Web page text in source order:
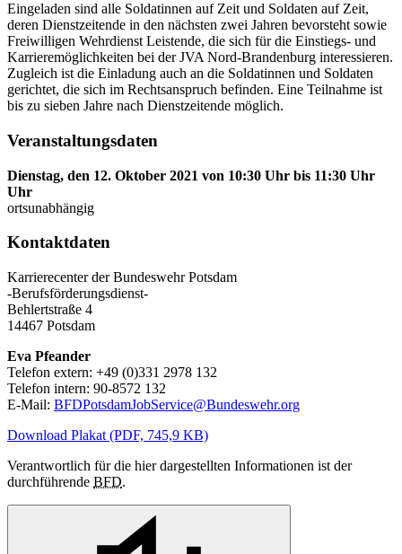
Eingeladen sind alle Soldatinnen auf Zeit und Soldaten auf Zeit,
deren Dienstzeitende in den nächsten zwei Jahren bevorsteht sowie
Freiwilligen Wehrdienst Leistende, die sich für die Einstiegs- und
Karrieremöglichkeiten bei der JVA Nord-Brandenburg interessieren.
Zugleich ist die Einladung auch an die Soldatinnen und Soldaten
gerichtet, die sich im Rechtsanspruch befinden. Eine Teilnahme ist
bis zu sieben Jahre nach Dienstzeitende möglich.
Veranstaltungsdaten
Dienstag, den 12. Oktober 2021 von 10:30 Uhr bis 11:30 Uhr
Uhr
ortsunabhängig
Kontaktdaten
Karrierecenter der Bundeswehr Potsdam
-Berufsförderungsdienst-
Behlertstraße 4
14467 Potsdam
Eva Pfeander
Telefon extern: +49 (0)331 2978 132
Telefon intern: 90-8572 132
E-Mail: BFDPotsdamJobService@Bundeswehr.org
Download Plakat (PDF, 745,9 KB)
Verantwortlich für die hier dargestellten Informationen ist der
durchführende BFD.